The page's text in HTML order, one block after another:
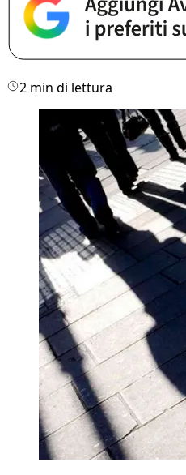
2 min di lettura